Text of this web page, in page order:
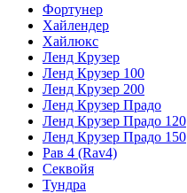
Фортунер
Хайлендер
Хайлюкс
Ленд Крузер
Ленд Крузер 100
Ленд Крузер 200
Ленд Крузер Прадо
Ленд Крузер Прадо 120
Ленд Крузер Прадо 150
Рав 4 (Rav4)
Секвойя
Тундра